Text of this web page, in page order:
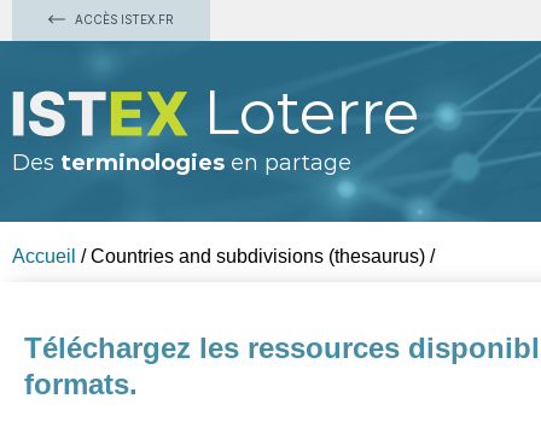
ACCÈS ISTEX.FR
Loterre
Des terminologies en partage
Accueil /Countries and subdivisions (thesaurus) /
Téléchargez les ressources
formats.